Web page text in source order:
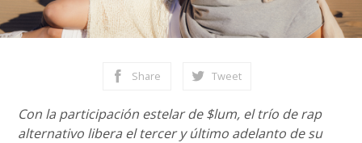
Share Tweet
Con la participación estelar de $lum, el trío de rap
alternativo libera el tercer y último adelanto de su